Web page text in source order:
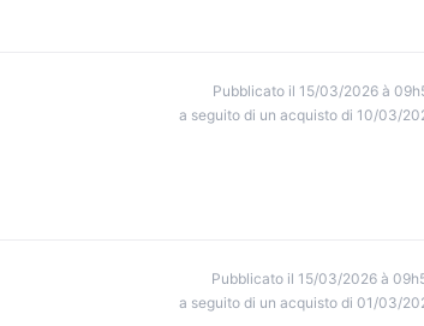
Pubblicato il 15/03/2026 à
a seguito di un acquisto di 10/03/
Pubblicato il 15/03/2026 à
a seguito di un acquisto di 01/03/